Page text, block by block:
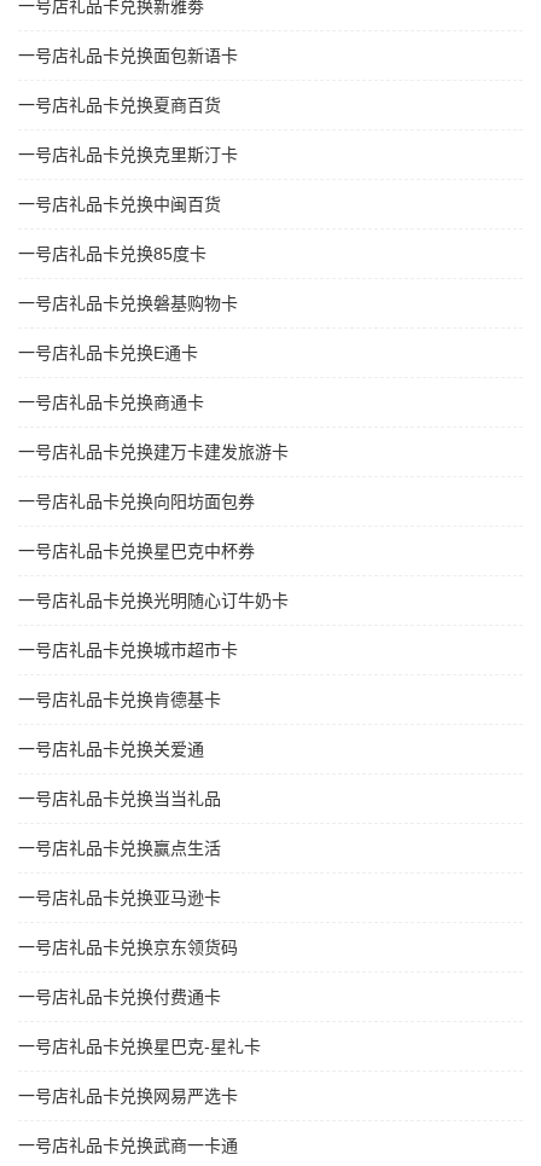
一号店礼品卡兑换新雅劵
一号店礼品卡兑换面包新语卡
一号店礼品卡兑换夏商百货
一号店礼品卡兑换克里斯汀卡
一号店礼品卡兑换中闽百货
一号店礼品卡兑换85度卡
一号店礼品卡兑换磐基购物卡
一号店礼品卡兑换E通卡
一号店礼品卡兑换商通卡
一号店礼品卡兑换建万卡建发旅游卡
一号店礼品卡兑换向阳坊面包券
一号店礼品卡兑换星巴克中杯券
一号店礼品卡兑换光明随心订牛奶卡
一号店礼品卡兑换城市超市卡
一号店礼品卡兑换肯德基卡
一号店礼品卡兑换关爱通
一号店礼品卡兑换当当礼品
一号店礼品卡兑换赢点生活
一号店礼品卡兑换亚马逊卡
一号店礼品卡兑换京东领货码
一号店礼品卡兑换付费通卡
一号店礼品卡兑换星巴克-星礼卡
一号店礼品卡兑换网易严选卡
一号店礼品卡兑换武商一卡通